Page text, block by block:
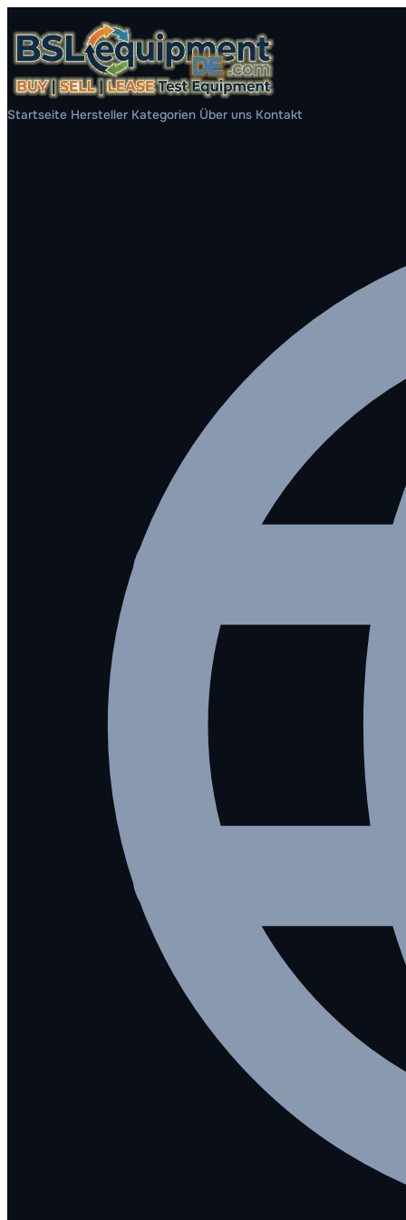
Startseite Hersteller Kategorien Über uns Kontakt